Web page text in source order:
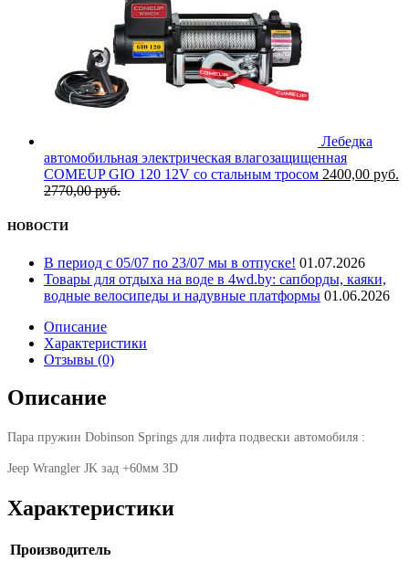
Лебедка
автомобильная электрическая влагозащищенная
COMEUP GIO 120 12V со стальным тросом 2400,00 руб.
2770,00руб.
НОВОСТИ
В период с 05/07 по 23/07 мы в отпуске! 01.07.2026
Товары для отдыха на воде в 4wd.by: сапборды, каяки,
водные велосипеды и надувные платформы 01.06.2026
Описание
Характеристики
Отзывы (0)
Описание
Пара пружин Dobinson Springs для лифта подвески автомобиля :
Jeep Wrangler JK зад +60мм 3D
Характеристики
Производитель